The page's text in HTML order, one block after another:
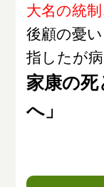
大名の統
後顧の憂
指したが
家康の死
へ」